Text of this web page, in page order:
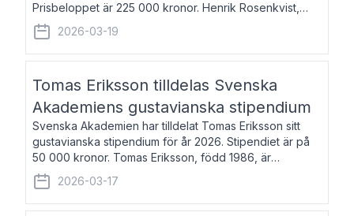
Prisbeloppet är 225 000 kronor. Henrik Rosenkvist,
född 1965, är professor i nordiska språk vid Göteborgs
universitet. Han disputerade 2004 på avhan
2026-03-19
Tomas Eriksson tilldelas Svenska
Akademiens gustavianska stipendium
Svenska Akademien har tilldelat Tomas Eriksson sitt
gustavianska stipendium för år 2026. Stipendiet är på
50 000 kronor. Tomas Eriksson, född 1986, är
projektledare inom marknadsföring och författare och
utkom i fjol med boken Syndabocken.
2026-03-17